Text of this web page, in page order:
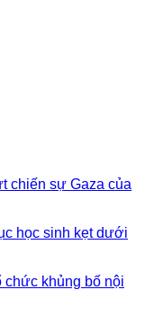
chiến sự Gaza của
học sinh kẹt dưới
chức khủng bố nội